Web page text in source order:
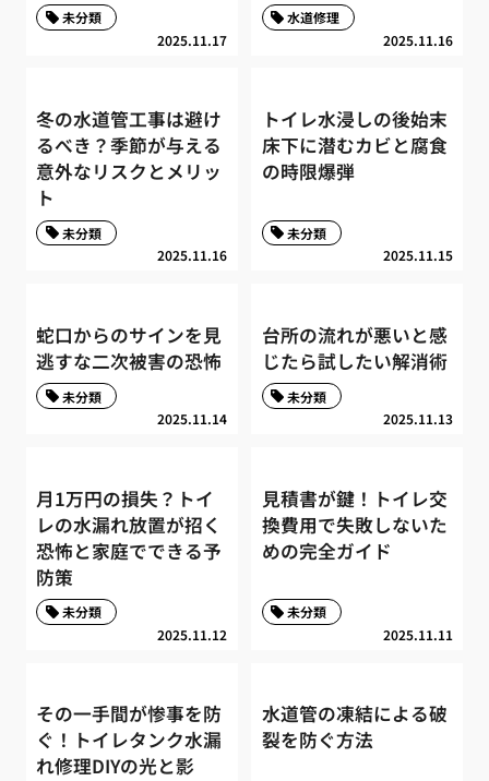
2025.11.17
未分類
2025.11.16
水道修理
冬の水道管工事は避け
るべき？季節が与える
意外なリスクとメリッ
ト
2025.11.16
未分類
トイレ水浸しの後始末
床下に潜むカビと腐食
の時限爆弾
2025.11.15
未分類
蛇口からのサインを見
逃すな二次被害の恐怖
2025.11.14
未分類
台所の流れが悪いと感
じたら試したい解消術
2025.11.13
未分類
月1万円の損失？トイ
レの水漏れ放置が招く
恐怖と家庭でできる予
防策
2025.11.12
未分類
見積書が鍵！トイレ交
換費用で失敗しないた
めの完全ガイド
2025.11.11
未分類
その一手間が惨事を防
ぐ！トイレタンク水漏
れ修理DIYの光と影
水道管の凍結による破
裂を防ぐ方法